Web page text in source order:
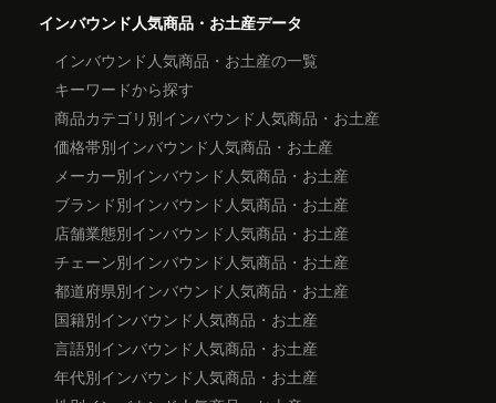
インバウンド人気商品・お土産データ
インバウンド人気商品・お土産の一覧
キーワードから探す
商品カテゴリ別インバウンド人気商品・お土産
価格帯別インバウンド人気商品・お土産
メーカー別インバウンド人気商品・お土産
ブランド別インバウンド人気商品・お土産
店舗業態別インバウンド人気商品・お土産
チェーン別インバウンド人気商品・お土産
都道府県別インバウンド人気商品・お土産
国籍別インバウンド人気商品・お土産
言語別インバウンド人気商品・お土産
年代別インバウンド人気商品・お土産